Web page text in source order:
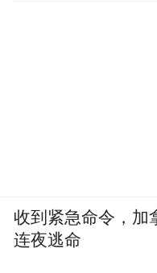
收到紧急命令，加
连夜逃命